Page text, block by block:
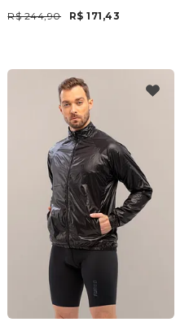
R$ 244,90 R$ 171,43